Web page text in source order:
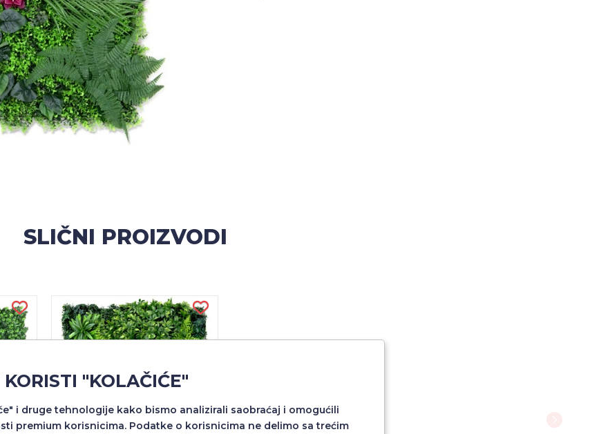
SLIČNI PROIZVODI
"KOLAČIĆE"
i druge tehnologije kako bismo analizirali saobraćaj i omogućili
premium korisnicima. Podatke o korisnicima ne delimo sa trećim